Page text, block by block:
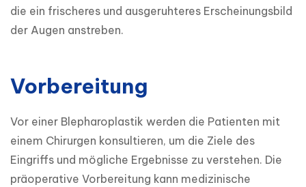
die ein frischeres und ausgeruhteres Erscheinungsbild
der Augen anstreben.
Vorbereitung
Vor einer Blepharoplastik werden die Patienten mit
einem Chirurgen konsultieren, um die Ziele des
Eingriffs und mögliche Ergebnisse zu verstehen. Die
präoperative Vorbereitung kann medizinische